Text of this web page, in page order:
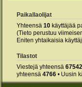
Paikallaolijat
Yhteensä 10 käyttäjää
(Tieto perustuu
Eniten yhtaikaisia
Tilastot
Viestejä yhteensä
yhteensä 4766 • Uusin